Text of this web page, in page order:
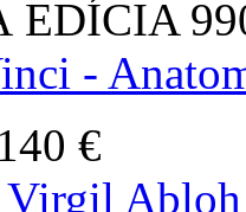
EDÍCIA
-
140 €